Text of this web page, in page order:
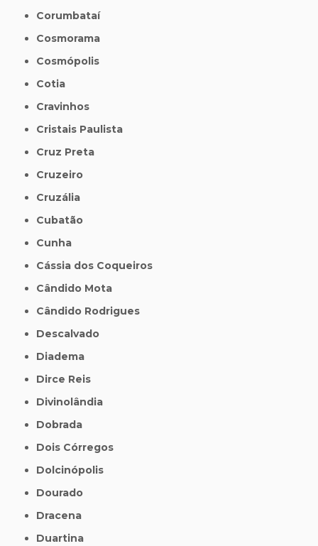
Corumbataí
Cosmorama
Cosmópolis
Cotia
Cravinhos
Cristais Paulista
Cruz Preta
Cruzeiro
Cruzália
Cubatão
Cunha
Cássia dos Coqueiros
Cândido Mota
Cândido Rodrigues
Descalvado
Diadema
Dirce Reis
Divinolândia
Dobrada
Dois Córregos
Dolcinópolis
Dourado
Dracena
Duartina